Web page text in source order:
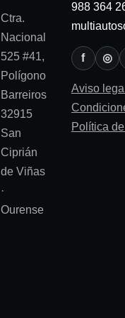
Ctra.
Nacional
525 #41,
Polígono
Barreiros
32915
San
Ciprián
de Viñas
·
Ourense
988 364
f ◎
Aviso
Política